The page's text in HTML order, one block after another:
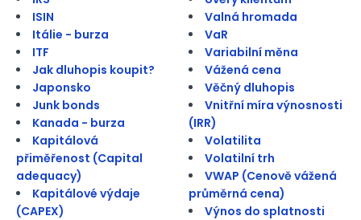
ISIN
Itálie - burza
ITF
Jak dluhopis koupit?
Japonsko
Junk bonds
Kanada - burza
Kapitálová
přiměřenost (Capital
adequacy)
Kapitálové výdaje
(CAPEX)
Valná hromada
VaR
Variabilní měna
Vážená cena
Věčný dluhopis
Vnitřní míra výnosnosti
(IRR)
Volatilita
Volatilní trh
VWAP (Cenově vážená
průměrná cena)
Výnos do splatnosti